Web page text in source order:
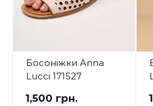
Босоніжки Anna
Lucci 171527
1,500 грн.